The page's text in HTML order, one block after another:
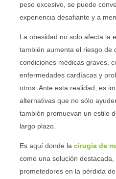
peso excesivo, se puede
experiencia desafiante y a
La obesidad no solo afecta la
también aumenta el riesgo de
condiciones médicas graves,
enfermedades cardíacas y
otros. Ante esta realidad, es
alternativas que no sólo
también promuevan un estilo
largo plazo.
Es aquí donde la cirugía de
como una solución
prometedores en la pérdida